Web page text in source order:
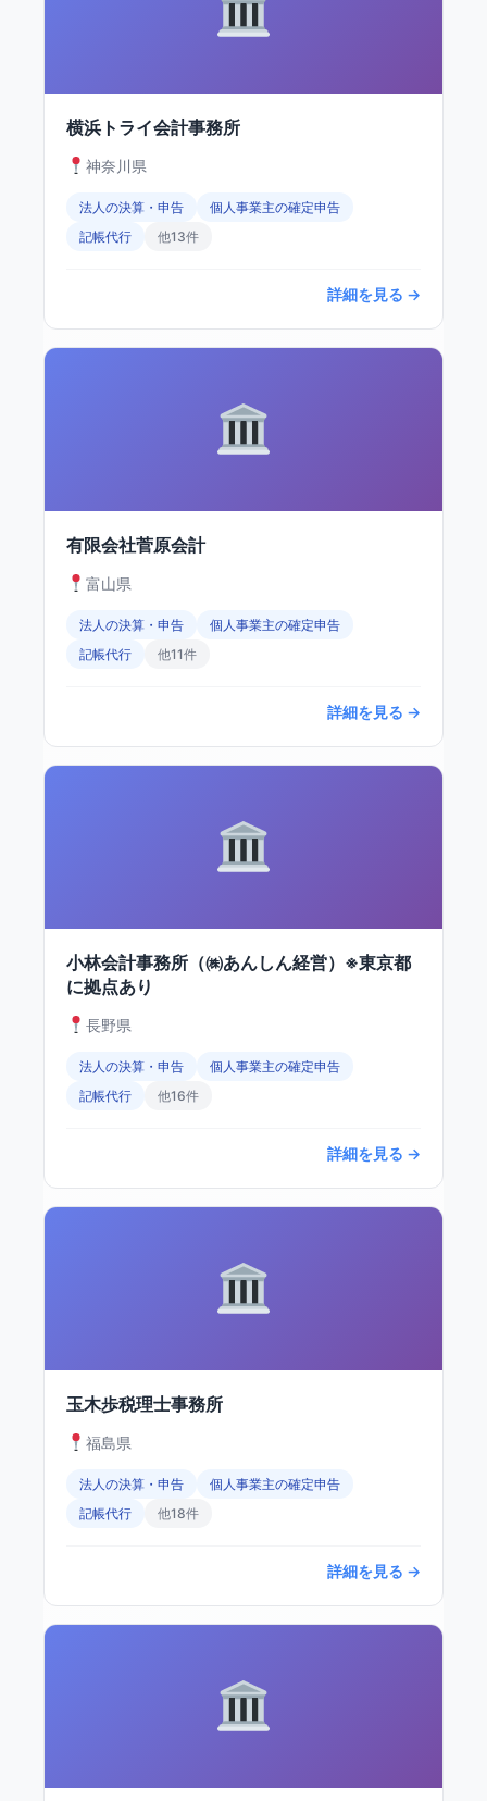
横浜トライ会計事務所
神奈川県
法人の決算・申告
個人事業主の確定申告
記帳代行
他13件
詳細を見る →
有限会社菅原会計
富山県
法人の決算・申告
個人事業主の確定申告
記帳代行
他11件
詳細を見る →
小林会計事務所（㈱あんしん経営）※東京都
に拠点あり
長野県
法人の決算・申告
個人事業主の確定申告
記帳代行
他16件
詳細を見る →
玉木歩税理士事務所
福島県
法人の決算・申告
個人事業主の確定申告
記帳代行
他18件
詳細を見る →